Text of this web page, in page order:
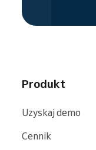
Produkt
Uzyskaj demo
Cennik